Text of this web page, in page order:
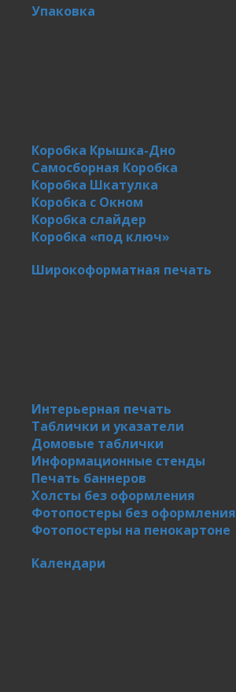
Упаковка
Коробка Крышка-Дно
Самосборная Коробка
Коробка Шкатулка
Коробка с Окном
Коробка слайдер
Коробка «под ключ»
Широкоформатная печать
Интерьерная печать
Таблички и указатели
Домовые таблички
Информационные стенды
Печать баннеров
Холсты без оформления
Фотопостеры без оформления
Фотопостеры на пенокартоне
Календари